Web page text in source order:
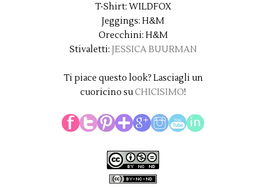
T-Shirt: WILDFOX
Jeggings: H&M
Orecchini: H&M
Stivaletti: JESSICA BUURMAN
Ti piace questo look? Lasciagli un
cuoricino suCHICISIMO!